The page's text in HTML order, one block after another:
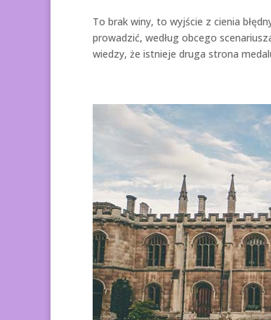
To brak winy, to wyjście z cienia
prowadzić, według obcego
wiedzy, że istnieje druga strona